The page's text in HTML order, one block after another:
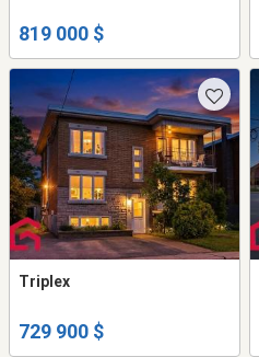
819 000 $
Triplex
729 900 $